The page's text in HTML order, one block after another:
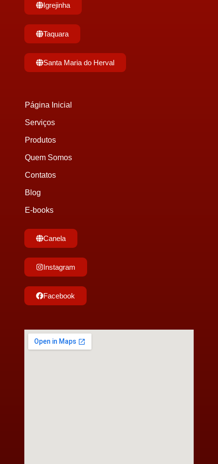
Igrejinha
Taquara
Santa Maria do Herval
Página Inicial
Serviços
Produtos
Quem Somos
Contatos
Blog
E-books
Canela
Instagram
Facebook